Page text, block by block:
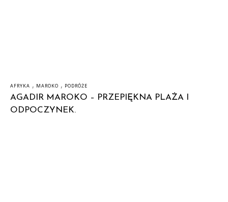
AFRYKA , MAROKO , PODRÓŻE
AGADIR MAROKO – PRZEPIĘKNA PLAŻA I
ODPOCZYNEK.